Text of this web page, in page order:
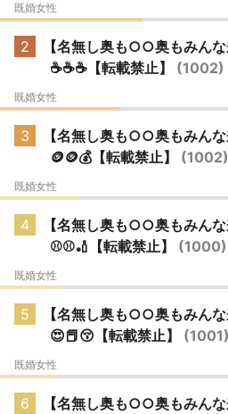
既婚女性
2
【名無し奥も○○奥もみん
☕️☕️☕️【転載禁止】 (1002)
既婚女性
3
【名無し奥も○○奥もみん
🪙🪙💰【転載禁止】 (1002)
既婚女性
4
【名無し奥も○○奥もみん
⚾️⚾️🏏【転載禁止】 (1000)
既婚女性
5
【名無し奥も○○奥もみん
😍📕😚【転載禁止】 (1001)
既婚女性
6
【名無し奥も○○奥もみん